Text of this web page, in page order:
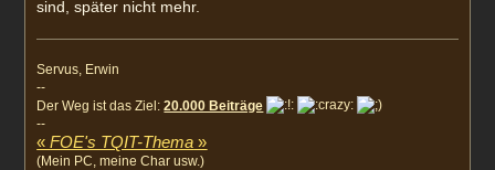
sind, später nicht mehr.
Servus, Erwin
--
Der Weg ist das Ziel:20.000 Beiträge
--
«FOE's TQIT-Thema »
(Mein PC, meine Char usw.)